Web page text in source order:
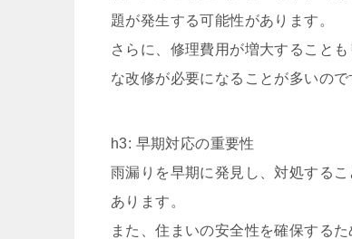
題が発生する可能性があります。
さらに、修理費用が増大すること
な改修が必要になることが多いので
h3: 早期対応の重要性
雨漏りを早期に発見し、対処する
あります。
また、住まいの安全性を確保する